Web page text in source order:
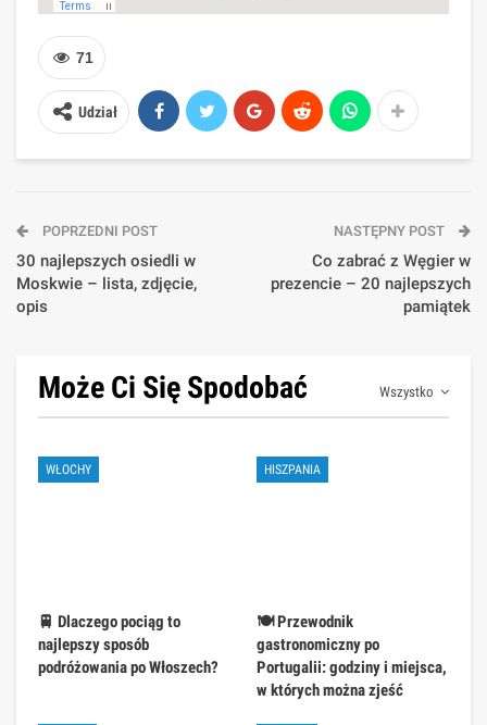
71
Udział
POPRZEDNI POST
30 najlepszych osiedli w
Moskwie – lista, zdjęcie,
opis
NASTĘPNY POST
Co zabrać z Węgier w
prezencie – 20 najlepszych
pamiątek
Wszystko
Może Ci Się Spodobać
WŁOCHY
🚆 Dlaczego pociąg to
najlepszy sposób
podróżowania po Włoszech?
HISZPANIA
🍽️ Przewodnik
gastronomiczny po
Portugalii: godziny i miejsca,
w których można zjeść